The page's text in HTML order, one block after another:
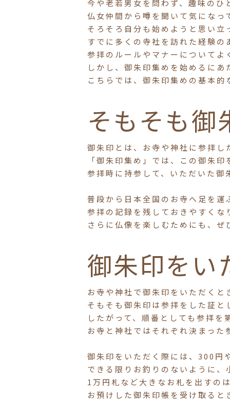
今や老若男女を問わず、趣味の
仏女仲間から噂を聞いて気になっ
そろそろ自分も始めようと思い
すでに多くの寺社を訪れた経験
参拝のルールやマナーについて
しかし、御朱印集めを始めるに
こちらでは、御朱印集めの基本
そもそも御
御朱印とは、お寺や神社に参拝
「御朱印集め」では、この御朱
参拝時に持参して、いただいた御
普段から日本全国のお寺へ足を
参拝の記録を残しておきやすくな
さらに仏像を楽しむためにも、
御朱印をい
お寺や神社で御朱印をいただく
そもそも御朱印は参拝をした証と
したがって、順番としても参拝
お寺と神社ではそれぞれ決まった
御朱印をいただく際には、300円
できる限りお釣りのないように
1万円札など大きなお札を出すの
お預けした御朱印帳を受け取る